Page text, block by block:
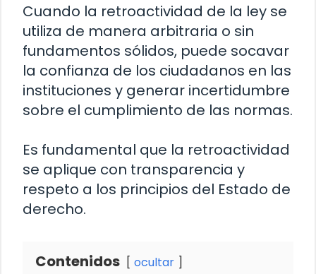
Cuando la retroactividad de la ley se
utiliza de manera arbitraria o sin
fundamentos sólidos, puede socavar
la confianza de los ciudadanos en las
instituciones y generar incertidumbre
sobre el cumplimiento de las normas.
Es fundamental que la retroactividad
se aplique con transparencia y
respeto a los principios del Estado de
derecho.
Contenidos ocultar